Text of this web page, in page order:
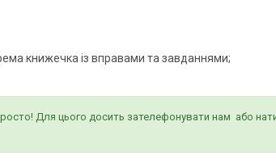
книжечка із вправами та завданнями;
Для цього досить зателефонувати нам або